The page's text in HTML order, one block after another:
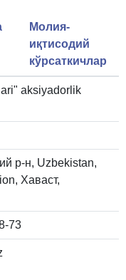
Молия-
иқтисодий
кўрсаткичлар
aksiyadorlik
р-н, Uzbekistan,
Хаваст,
73